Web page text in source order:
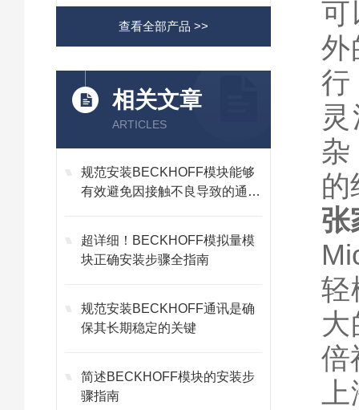
查看全部产品 >>
相关文章
ARTICLES
规范安装BECKHOFF模块能够
有效避免因接触不良导致的通讯
超详细！BECKHOFF模拟量模
块正确安装步骤全指南
规范安装BECKHOFF通讯是确
保其长期稳定的关键
简述BECKHOFF模块的安装步
骤指南
可
外
行
的
张
轻
倍